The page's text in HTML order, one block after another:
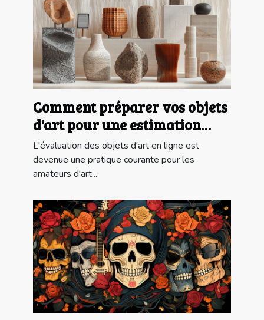
Comment préparer vos objets
d'art pour une estimation
gratuite en ligne ?
L'évaluation des objets d'art en ligne est
devenue une pratique courante pour les
amateurs d'art...